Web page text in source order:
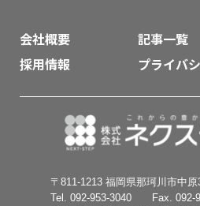
会社概要
記事一覧
採用情報
プライバ
〒811-1213 福岡県那珂川市中
Tel. 092-953-3040 Fax. 092-